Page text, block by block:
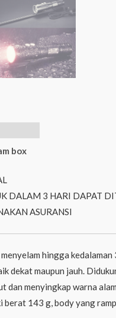
box
DALAM 3 HARI DAPAT
ASURANSI
hingga
dekat maupun jauh.
dan menyingkap warna
143 g, body yang